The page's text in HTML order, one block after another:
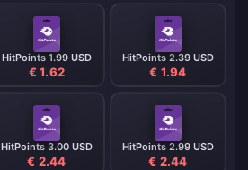
HitPoints 1.99 USD
€ 1.62
HitPoints 2.39 USD
€ 1.94
HitPoints 3.00 USD
€ 2.44
HitPoints 2.99 USD
€ 2.44